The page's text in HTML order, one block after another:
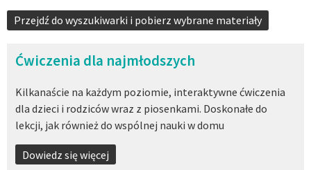
Przejdź do wyszukiwarki i pobierz wybrane materiały
Ćwiczenia dla najmłodszych
Kilkanaście na każdym poziomie, interaktywne ćwiczenia
dla dzieci i rodziców wraz z piosenkami. Doskonałe do
lekcji, jak również do wspólnej nauki w domu
Dowiedz się więcej